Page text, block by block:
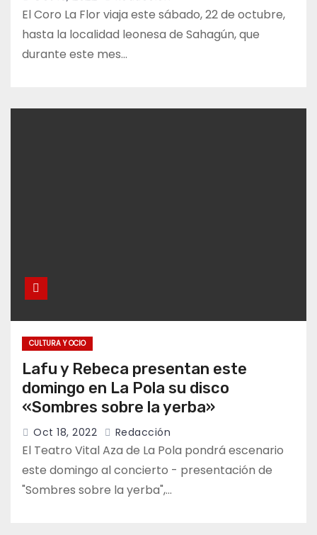
El Coro La Flor viaja este sábado, 22 de octubre,
hasta la localidad leonesa de Sahagún, que
durante este mes…
CULTURA Y OCIO
Lafu y Rebeca presentan este
domingo en La Pola su disco
«Sombres sobre la yerba»
Oct 18, 2022 Redacción
El Teatro Vital Aza de La Pola pondrá escenario
este domingo al concierto - presentación de
"Sombres sobre la yerba",…